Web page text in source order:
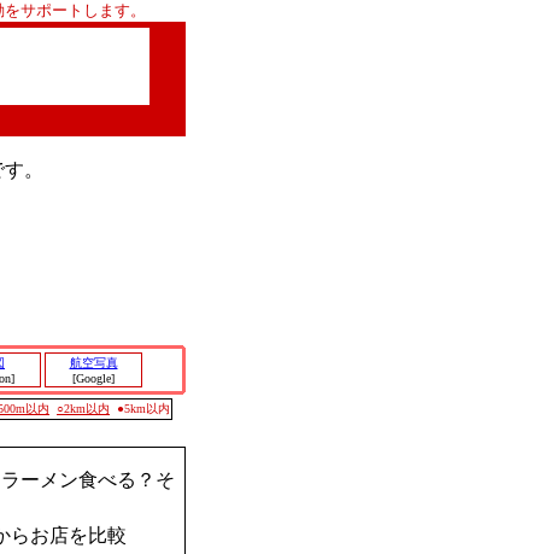
サポートします。
。
航空写真
[Google]
以内 ○2km以内 ●5km以内
ーメン食べる？そ
らお店を比較